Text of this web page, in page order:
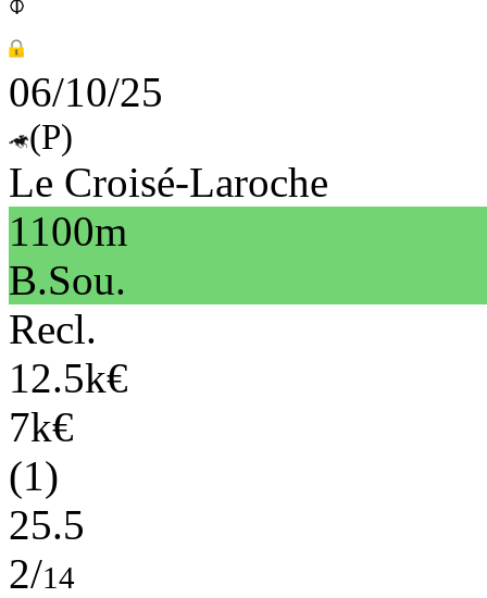
06/10/25
(P)
Le Croisé-Laroche
1100m
B.Sou.
Recl.
12.5k€
7k€
(1)
25.5
2/14